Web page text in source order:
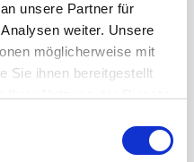
unsere Partner für
weiter. Unsere
möglicherweise mit
Sie ihnen bereitgestellt
des Formulars
unsere